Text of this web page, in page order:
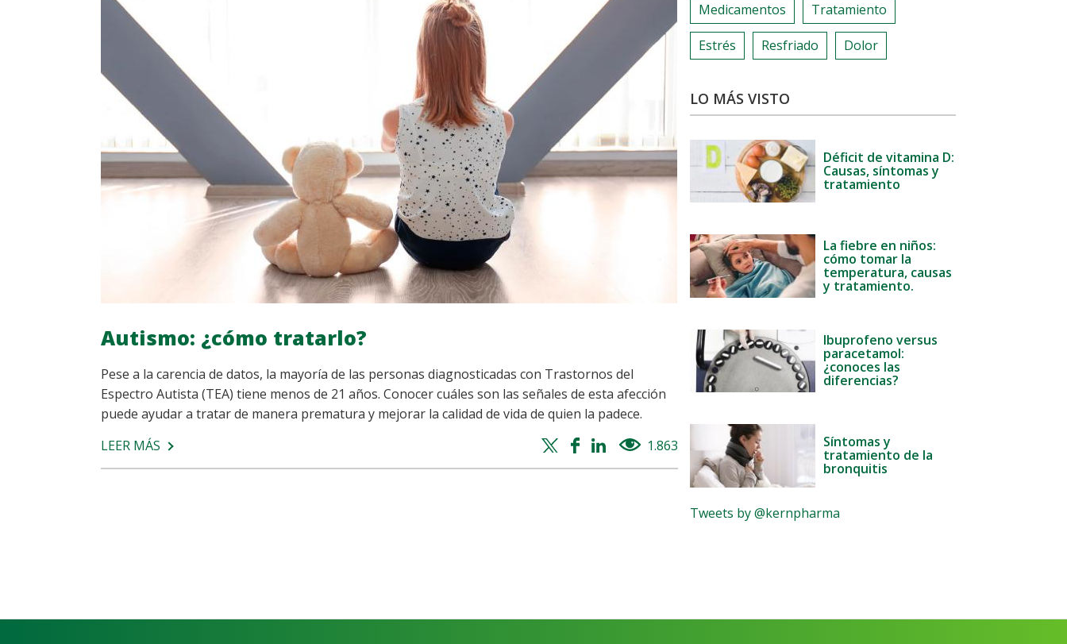
Autismo: ¿cómo tratarlo?
Pese a la carencia de datos, la mayoría de las personas diagnosticadas con Trastornos del
Espectro Autista (TEA) tiene menos de 21 años. Conocer cuáles son las señales de esta afección
puede ayudar a tratar de manera prematura y mejorar la calidad de vida de quien la padece.
LEER MÁS SOBRE
AUTISMO:
Twitter
share
Facebook
share
Whatsapp
share
Linkedin
share
1.863
Medicamentos Tratamiento
Estrés Resfriado Dolor
LO MÁS VISTO
Déficit de vitamina D:
Causas, síntomas y
tratamiento
La fiebre en niños:
cómo tomar la
temperatura, causas
y tratamiento.
Ibuprofeno versus
paracetamol:
¿conoces las
diferencias?
Síntomas y
tratamiento de la
bronquitis
Tweets by @kernpharma